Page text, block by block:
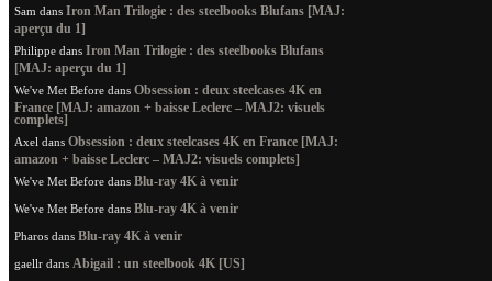
Sam dans Iron Man Trilogie : des steelbooks Blufans [MAJ:
aperçu du 1]
Philippe dans Iron Man Trilogie : des steelbooks Blufans
[MAJ: aperçu du 1]
We've Met Before dans Obsession : deux steelcases 4K en
France [MAJ: amazon + baisse Leclerc – MAJ2: visuels
complets]
Axel dans Obsession : deux steelcases 4K en France [MAJ:
amazon + baisse Leclerc – MAJ2: visuels complets]
We've Met Before dans Blu-ray 4K à venir
We've Met Before dans Blu-ray 4K à venir
Pharos dans Blu-ray 4K à venir
gaellr dans Abigail : un steelbook 4K [US]